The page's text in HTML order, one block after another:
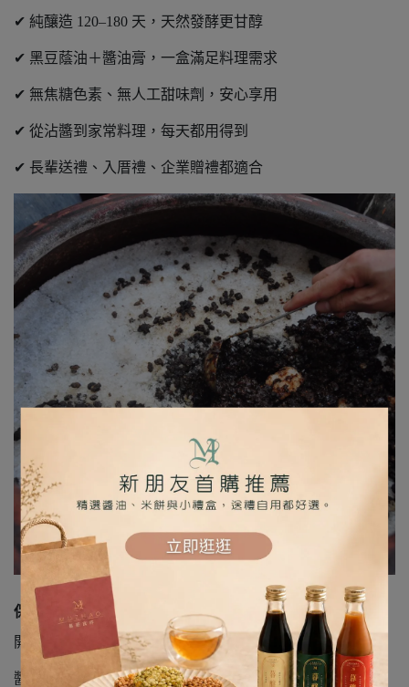
✔ 純釀造 120–180 天，天然發酵更甘醇
✔ 黑豆蔭油＋醬油膏，一盒滿足料理需求
✔ 無焦糖色素、無人工甜味劑，安心享用
✔ 從沾醬到家常料理，每天都用得到
✔ 長輩送禮、入厝禮、企業贈禮都適合
保存方式
開瓶後請冷藏保存
醬油膏醬液分離屬自然現象，請安心食用